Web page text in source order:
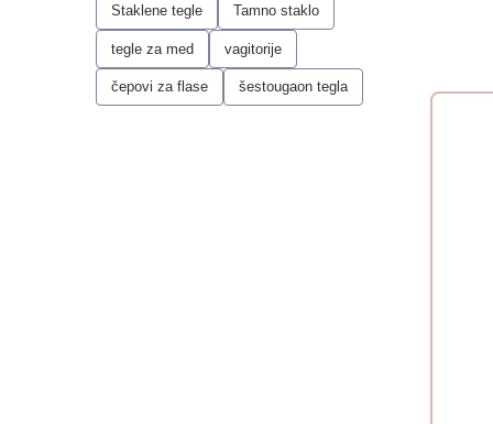
Staklene tegle Tamno staklo
tegle za med vagitorije
čepovi za flase šestougaon tegla